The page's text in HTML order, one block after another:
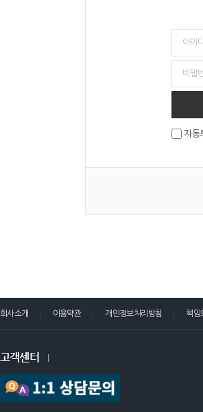
자동
회사소개 이용약관 개인정보처리방침 책임
고객센터